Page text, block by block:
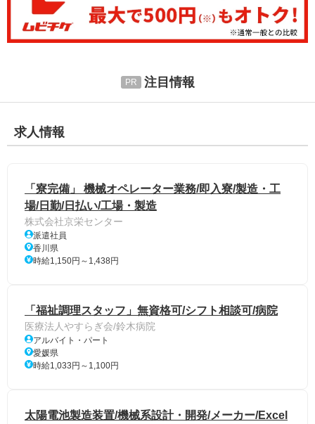
注目情報
求人情報
「寮完備」 機械オペレーター業務/即入寮/製造・工
場/日勤/日払い/工場・製造
株式会社京栄センター
派遣社員
香川県
時給1,150円～1,438円
「福祉調理スタッフ」無資格可/シフト相談可/病院
医療法人やすらぎ会/鈴木病院
アルバイト・パート
愛媛県
時給1,033円～1,100円
太陽電池製造装置/機械系設計・開発/メーカー/Excel